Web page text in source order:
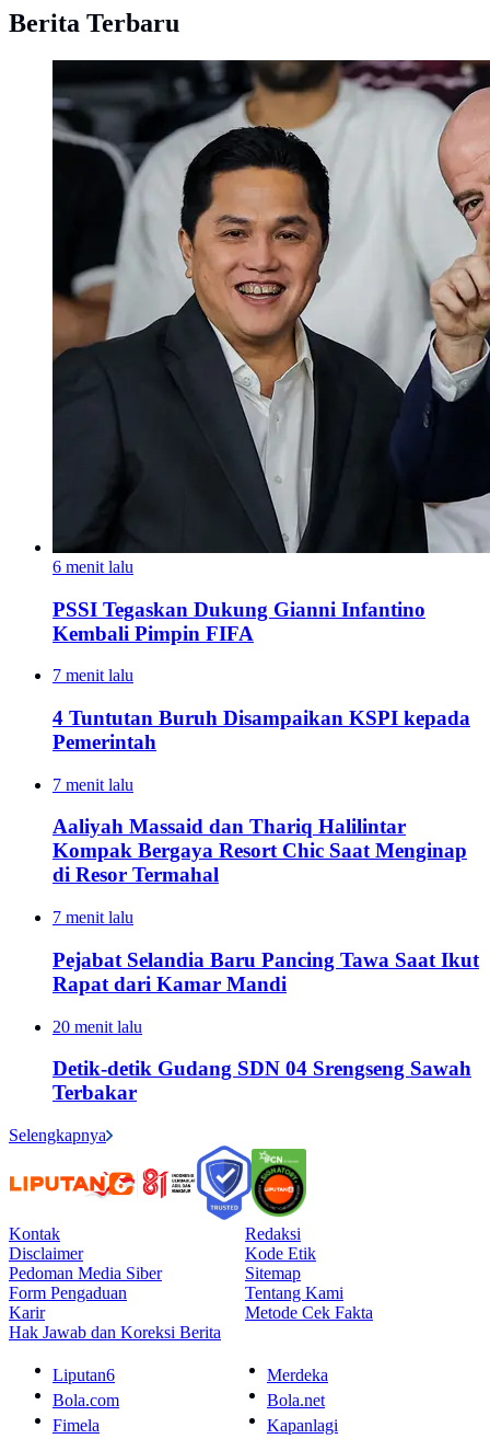
Berita Terbaru
6 menit lalu
PSSI Tegaskan Dukung Gianni Infantino
Kembali Pimpin FIFA
7 menit lalu
4 Tuntutan Buruh Disampaikan KSPI kepada
Pemerintah
7 menit lalu
Aaliyah Massaid dan Thariq Halilintar
Kompak Bergaya Resort Chic Saat Menginap
di Resor Termahal
7 menit lalu
Pejabat Selandia Baru Pancing Tawa Saat Ikut
Rapat dari Kamar Mandi
20 menit lalu
Detik-detik Gudang SDN 04 Srengseng Sawah
Terbakar
Selengkapnya
Kontak
Redaksi
Disclaimer
Kode Etik
Pedoman Media Siber
Sitemap
Form Pengaduan
Tentang Kami
Karir
Metode Cek Fakta
Hak Jawab dan Koreksi Berita
Liputan6
Merdeka
Bola.com
Bola.net
Fimela
Kapanlagi